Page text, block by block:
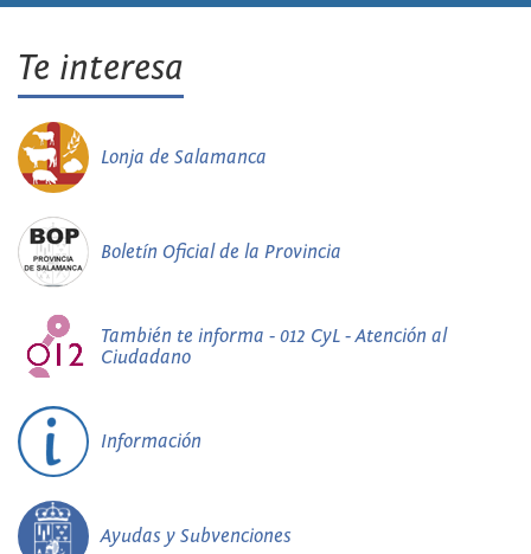
Te interesa
Lonja de Salamanca
Boletín Oficial de la Provincia
También te informa - 012 CyL - Atención al
Ciudadano
Información
Ayudas y Subvenciones